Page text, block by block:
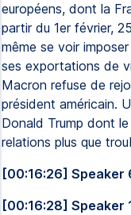
européens, dont la
partir du 1er février,
même se voir
ses exportations de
Macron refuse de
président américain.
Donald Trump dont
relations plus que
[00:16:26] Speaker
[00:16:28] Speaker